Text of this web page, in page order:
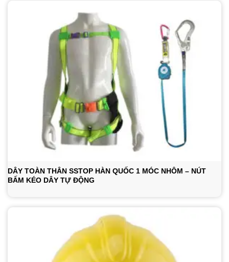
DÂY TOÀN THÂN SSTOP HÀN QUỐC 1 MÓC NHÔM – NÚT
BẤM KÉO DÂY TỰ ĐỘNG